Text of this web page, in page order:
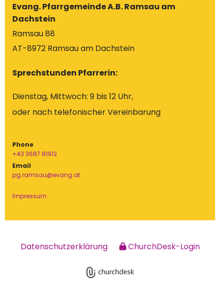
Evang. Pfarrgemeinde A.B. Ramsau am
Dachstein
Ramsau 88
AT-8972 Ramsau am Dachstein
Sprechstunden Pfarrerin:
Dienstag, Mittwoch: 9 bis 12 Uhr,
oder nach telefonischer Vereinbarung
Phone
+43 3687 81912
Email
pg.ramsau@evang.at
Impressum
Datenschutzerklärung ChurchDesk-Login